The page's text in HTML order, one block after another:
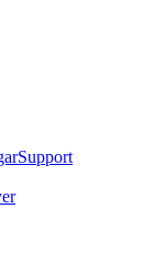
Support